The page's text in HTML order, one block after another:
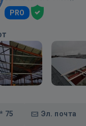
PRO
75 Эл. почта